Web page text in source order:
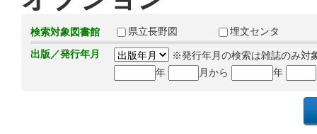
検索対象図書館 県立長野図
埋文センタ
出版／発行年月
※発行年月の検索は雑誌のみ対
年
月から 年